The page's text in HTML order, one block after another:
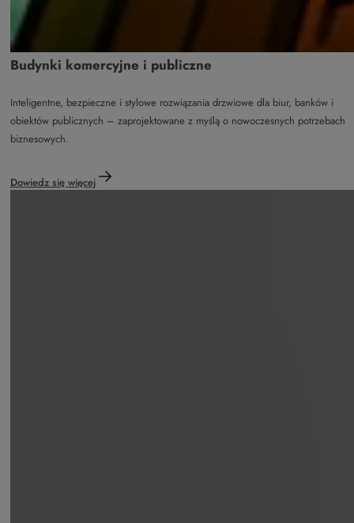
Budynki komercyjne i publiczne
Inteligentne, bezpieczne i stylowe rozwiązania drzwiowe dla biur, banków i
obiektów publicznych – zaprojektowane z myślą o nowoczesnych potrzebach
biznesowych.
Dowiedz się więcej